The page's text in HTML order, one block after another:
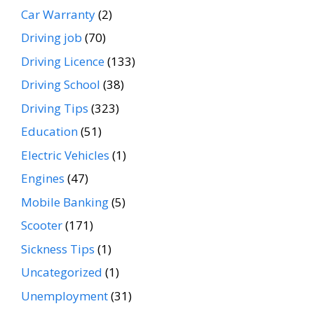
Car Warranty(2)
Driving job (70)
Driving Licence(133)
Driving School (38)
Driving Tips (323)
Education(51)
Electric Vehicles (1)
Engines (47)
Mobile Banking(5)
Scooter(171)
Sickness Tips (1)
Uncategorized (1)
Unemployment(31)